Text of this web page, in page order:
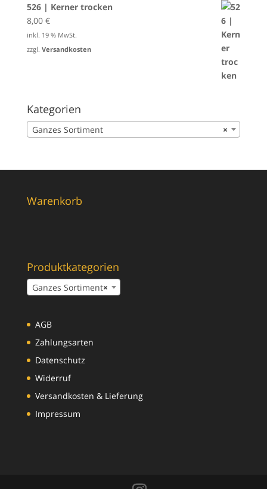
526 | Kerner trocken
8,00 €
inkl. 19 % MwSt.
zzgl. Versandkosten
Kategorien
×
Ganzes Sortiment
Warenkorb
Produktkategorien
×
Ganzes Sortiment
AGB
Zahlungsarten
Datenschutz
Widerruf
Versandkosten & Lieferung
Impressum